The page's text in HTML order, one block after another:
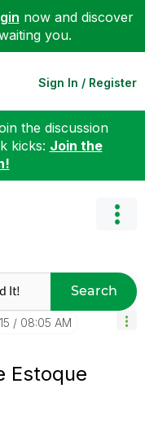
now and discover
you.
Sign In / Register
the discussion
kicks: Join the
Search
08:05 AM
Estoque